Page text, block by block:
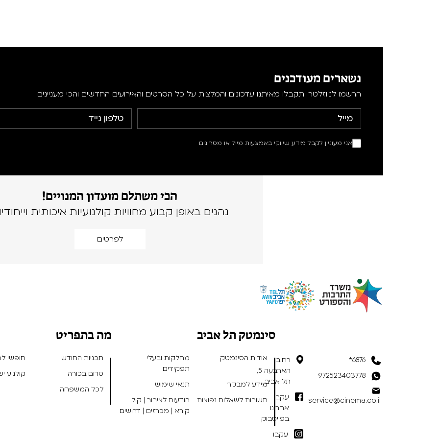
נשארים מעודכנים
הרשמו לניוזלטר ותקבלו מאיתנו עדכונים והמלצות על כל הסרטים והאירועים החדשים והכי מעניינים
אני מעוניין לקבל מידע שיווקי באמצעות מייל או מסרונים
הכי משתלם מועדון המנויים!
נהנים באופן קבוע מחוויות קולנועיות איכותית
לפרטים
6876*
972523403778
service@cinema.co.il
רחוב
הארבעה 5,
תל אביב
עקבו
אחרינו
בפייסבוק
עקבו
סינמטק תל אביב
אודות הסינמטק
מחלקות ובעלי
תפקידים
מידע למבקר
תנאי שימוש
תשובות לשאלות נפוצות
הודעות לציבור | קול
קורא | מכרזים | דרושים
מה בתפריט
תכניות החודש
חופשי
טרום בכורה
קולנוע
לכל המשפחה